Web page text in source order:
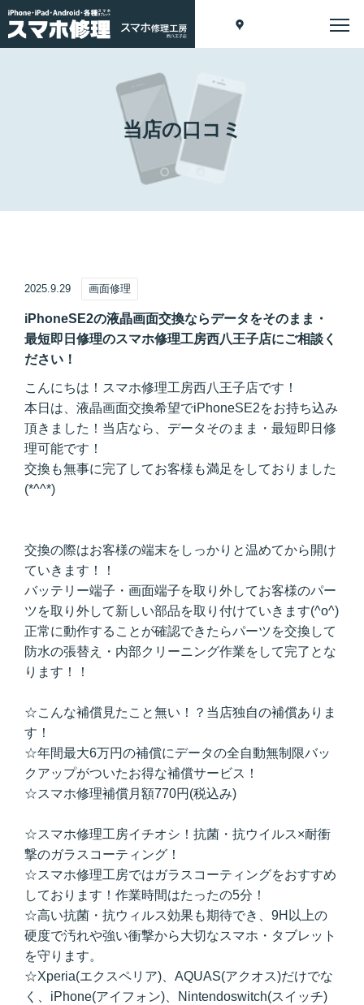
当店の口コミ
2025.9.29 画面修理
iPhoneSE2の液晶画面交換ならデータをそのまま・
最短即日修理のスマホ修理工房西八王子店にご相談く
ださい！
こんにちは！スマホ修理工房西八王子店です！
本日は、液晶画面交換希望でiPhoneSE2をお持ち込み
頂きました！当店なら、データそのまま・最短即日修
理可能です！
交換も無事に完了してお客様も満足をしておりました
(*^^*)
交換の際はお客様の端末をしっかりと温めてから開け
ていきます！！
バッテリー端子・画面端子を取り外してお客様のパー
ツを取り外して新しい部品を取り付けていきます(^o^)
正常に動作することが確認できたらパーツを交換して
防水の張替え・内部クリーニング作業をして完了とな
ります！！
☆こんな補償見たこと無い！？当店独自の補償ありま
す！
☆年間最大6万円の補償にデータの全自動無制限バッ
クアップがついたお得な補償サービス！
☆スマホ修理補償月額770円(税込み)
☆スマホ修理工房イチオシ！抗菌・抗ウイルス×耐衝
撃のガラスコーティング！
☆スマホ修理工房ではガラスコーティングをおすすめ
しております！作業時間はたったの5分！
☆高い抗菌・抗ウィルス効果も期待でき、9H以上の
硬度で汚れや強い衝撃から大切なスマホ・タブレット
を守ります。
☆Xperia(エクスペリア)、AQUAS(アクオス)だけでな
く、iPhone(アイフォン)、Nintendoswitch(スイッチ)